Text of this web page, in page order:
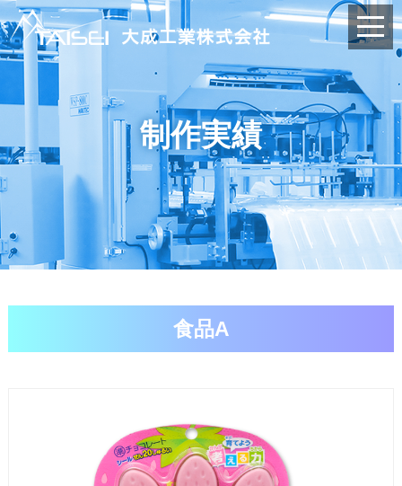
制作実績
食品A